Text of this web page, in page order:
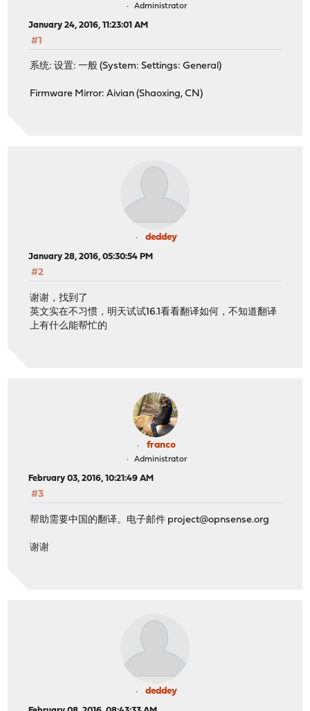
Administrator
January 24, 2016, 11:23:01 AM
#1
系统: 设置: 一般 (System: Settings: General)
Firmware Mirror: Aivian (Shaoxing, CN)
deddey
January 28, 2016, 05:30:54 PM
#2
谢谢，找到了
英文实在不习惯，明天试试16.1看看翻译如何，不知道翻译
上有什么能帮忙的
franco
Administrator
February 03, 2016, 10:21:49 AM
#3
帮助需要中国的翻译。电子邮件 project@opnsense.org
谢谢
deddey